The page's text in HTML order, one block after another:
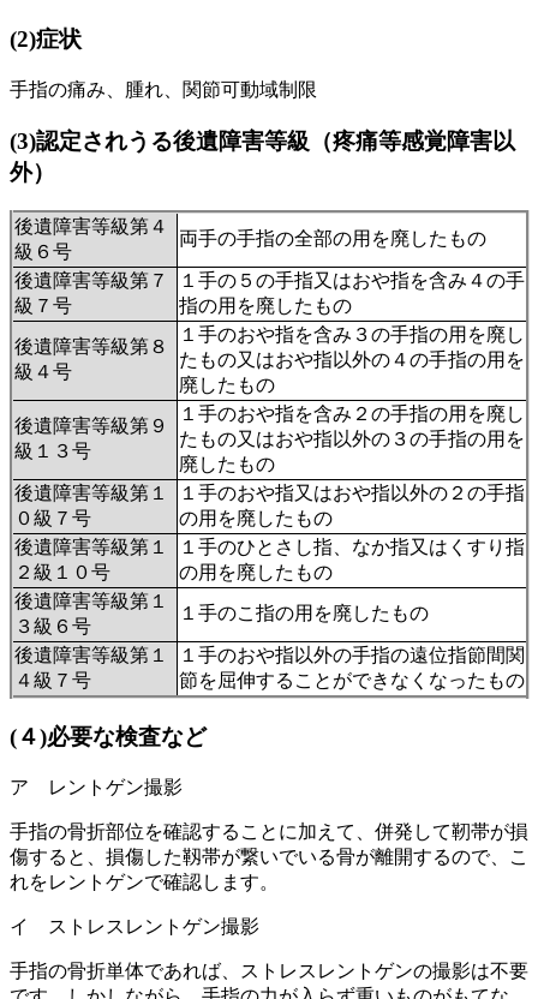
(2)症状
手指の痛み、腫れ、関節可動域制限
(3)認定されうる後遺障害等級（疼痛等感覚障害以
外）
後遺障害等級第４
級６号
両手の手指の全部の用を廃したもの
後遺障害等級第７
級７号
１手の５の手指又はおや指を含み４の手
指の用を廃したもの
後遺障害等級第８
級４号
１手のおや指を含み３の手指の用を廃し
たもの又はおや指以外の４の手指の用を
廃したもの
後遺障害等級第９
級１３号
１手のおや指を含み２の手指の用を廃し
たもの又はおや指以外の３の手指の用を
廃したもの
後遺障害等級第１
０級７号
１手のおや指又はおや指以外の２の手指
の用を廃したもの
後遺障害等級第１
２級１０号
１手のひとさし指、なか指又はくすり指
の用を廃したもの
後遺障害等級第１
３級６号
１手のこ指の用を廃したもの
後遺障害等級第１
４級７号
１手のおや指以外の手指の遠位指節間関
節を屈伸することができなくなったもの
(４)必要な検査など
ア レントゲン撮影
手指の骨折部位を確認することに加えて、併発して靭帯が損
傷すると、損傷した靱帯が繋いでいる骨が離開するので、こ
れをレントゲンで確認します。
イ ストレスレントゲン撮影
手指の骨折単体であれば、ストレスレントゲンの撮影は不要